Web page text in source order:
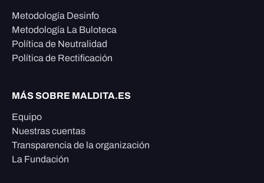
Metodología Desinfo
Metodología La Buloteca
Política de Neutralidad
Política de Rectificación
MÁS SOBRE MALDITA.ES
Equipo
Nuestras cuentas
Transparencia de la organización
La Fundación